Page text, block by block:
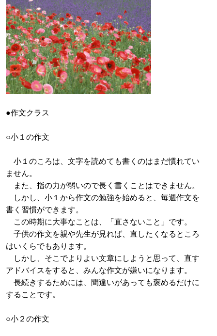
●作文クラス
○小１の作文
小１のころは、文字を読めても書くのはまだ慣れてい
ません。
また、指の力が弱いので長く書くことはできません。
しかし、小１から作文の勉強を始めると、毎週作文を
書く習慣ができます。
この時期に大事なことは、「直さないこと」です。
子供の作文を親や先生が見れば、直したくなるところ
はいくらでもあります。
しかし、そこでよりよい文章にしようと思って、直す
アドバイスをすると、みんな作文が嫌いになります。
長続きするためには、間違いがあっても褒めるだけに
することです。
○小２の作文